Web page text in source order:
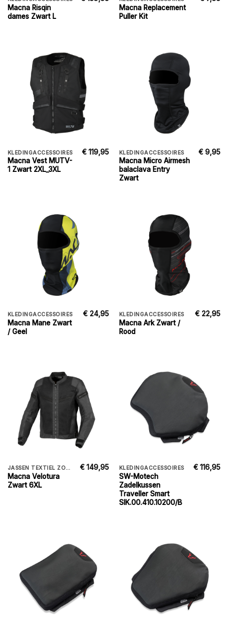
Macna Risqin
dames Zwart L
Macna Replacement
Puller Kit
KLEDINGACCESSOIRES
Macna Vest MUTV-
1 Zwart 2XL_3XL
€ 119,95 KLEDINGACCESSOIRES
Macna Micro Airmesh
balaclava Entry
Zwart
€ 9,95
KLEDINGACCESSOIRES
Macna Mane Zwart
/ Geel
€ 24,95 KLEDINGACCESSOIRES
Macna Ark Zwart /
Rood
€ 22,95
JASSEN TEXTIEL ZOMER
Macna Velotura
Zwart 6XL
€ 149,95 KLEDINGACCESSOIRES
SW-Motech
Zadelkussen
Traveller Smart
SIK.00.410.10200/B
€ 116,95